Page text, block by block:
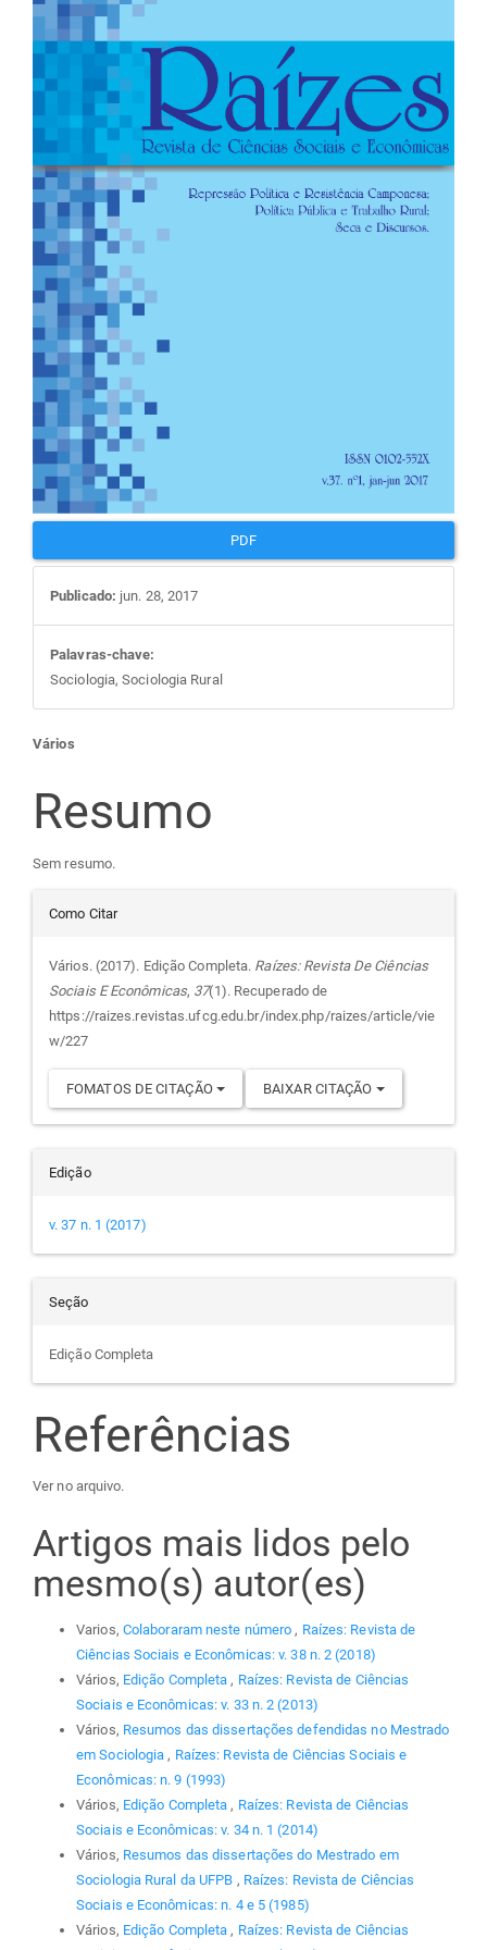
de
artigos
PDF
Publicado: jun. 28, 2017
Palavras-chave:
Sociologia, Sociologia Rural
Conteúdo
do
artigo
principal
Vários
Resumo
Sem resumo.
Detalhes
do
artigo
Como Citar
Vários. (2017). Edição Completa. Raízes: Revista De Ciências
Sociais E Econômicas, 37(1). Recuperado de
https://raizes.revistas.ufcg.edu.br/index.php/raizes/article/vie
w/227
FOMATOS DE CITAÇÃO BAIXAR CITAÇÃO
Edição
v. 37 n. 1 (2017)
Seção
Edição Completa
Referências
Ver no arquivo.
Artigos mais lidos pelo
mesmo(s) autor(es)
Varios, Colaboraram neste número , Raízes: Revista de
Ciências Sociais e Econômicas: v. 38 n. 2 (2018)
Vários, Edição Completa , Raízes: Revista de Ciências
Sociais e Econômicas: v. 33 n. 2 (2013)
Vários, Resumos das dissertações defendidas no Mestrado
em Sociologia , Raízes: Revista de Ciências Sociais e
Econômicas: n. 9 (1993)
Vários, Edição Completa , Raízes: Revista de Ciências
Sociais e Econômicas: v. 34 n. 1 (2014)
Vários, Resumos das dissertações do Mestrado em
Sociologia Rural da UFPB , Raízes: Revista de Ciências
Sociais e Econômicas: n. 4 e 5 (1985)
Vários, Edição Completa , Raízes: Revista de Ciências